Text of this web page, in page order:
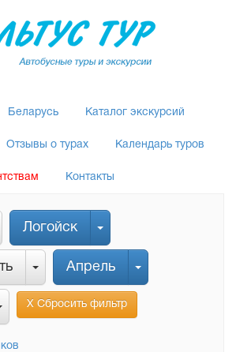
Беларусь Каталог экскурсий
Отзывы о турах Календарь туров
Контакты
Логойск
Апрель
Х Сбросить фильтр